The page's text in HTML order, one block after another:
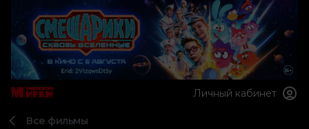
Личный кабинет
Все фильмы